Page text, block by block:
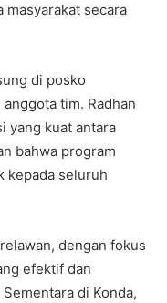
masyarakat secara
di posko
tim. Radhan
yang kuat antara
bahwa program
kepada seluruh
dengan fokus
efektif dan
di Konda,